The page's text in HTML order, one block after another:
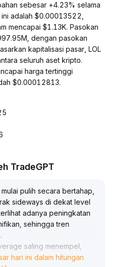
sebesar +4.23% selama
adalah $0.00013522,
mencapai $1.13K. Pasokan
dengan pasokan
kapitalisasi pasar, LOL
seluruh aset kripto.
harga tertinggi
$0.00012813.
TradeGPT
pulih secara bertahap,
sideways di dekat level
adanya peningkatan
sehingga tren
.
saling menempel,
breakout dengan volume
hari ini dalam hitungan